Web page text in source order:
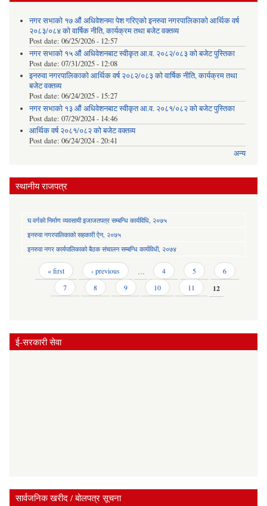
नगर सभाको १७ औं अधिवेशनमा पेश गरिएको इनरुवा नगरपालिकाको आर्थिक वर्ष
२०८३/०८४ को वार्षिक नीति, कार्यक्रम तथा बजेट वक्तव्य
Post date: 06/25/2026 - 12:57
नगर सभाको १५ औं अधिवेशनबाट स्वीकृत आ.व. २०८२/०८३ को बजेट पुस्तिका
Post date: 07/31/2025 - 12:08
इनरुवा नगरपालिकाको आर्थिक वर्ष २०८२/०८३ को वार्षिक नीति, कार्यक्रम तथा
बजेट वक्तव्य
Post date: 06/24/2025 - 15:27
नगर सभाको १३ औं अधिवेशनबाट स्वीकृत आ.व. २०८१/०८२ को बजेट पुस्तिका
Post date: 07/29/2024 - 14:46
आर्थिक वर्ष २०८१/०८२ को बजेट वक्तव्य
Post date: 06/24/2024 - 20:41
अन्य
स्थानीय राजपत्र
घ वर्गको निर्माण व्यवसायी इजाजतपत्र सम्बन्धि कार्यविधि, २०७५
इनरुवा नगरपालिकाको सहकारी ऐन, २०७५
इनरुवा नगर कार्यपालिकाको बैठक संचालन सम्बन्धि कार्यविधी, २०७४
Pages « first ‹ previous … 4 5
6
7
8 9 10 11 12
ई-सरकारी सेवा
सार्वजनिक खरीद / बोलपत्र सूचना